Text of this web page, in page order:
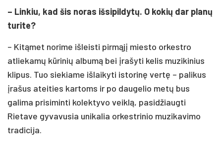
– Linkiu, kad šis noras išsipildytų. O kokių dar planų
turite?
– Kitąmet norime išleisti pirmąjį miesto orkestro
atliekamų kūrinių albumą bei įrašyti kelis muzikinius
klipus. Tuo siekiame išlaikyti istorinę vertę – palikus
įrašus ateities kartoms ir po daugelio metų bus
galima prisiminti kolektyvo veiklą, pasidžiaugti
Rietave gyvavusia unikalia orkestrinio muzikavimo
tradicija.